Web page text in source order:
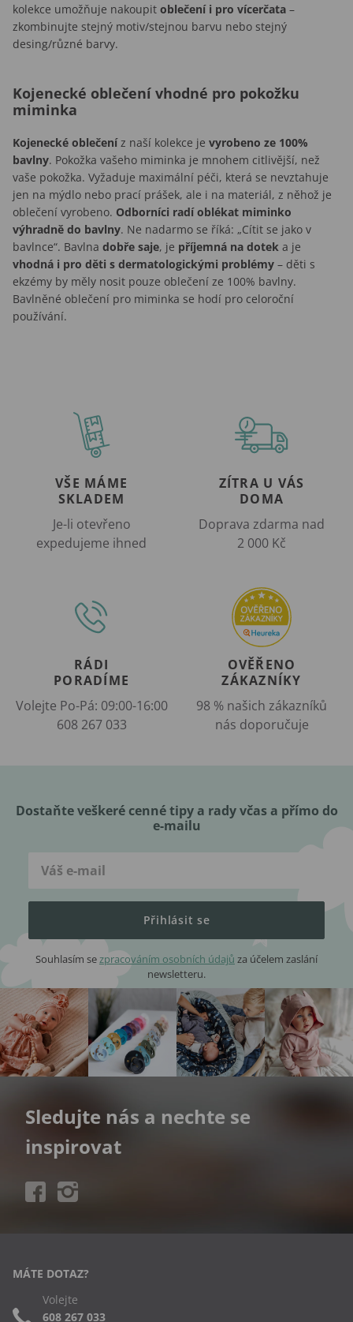
kolekce umožňuje nakoupit oblečení i pro vícerčata –
zkombinujte stejný motiv/stejnou barvu nebo stejný
desing/různé barvy.
Kojenecké oblečení vhodné pro pokožku
miminka
Kojenecké oblečeníz naší kolekce je vyrobeno ze 100%
bavlny. Pokožka vašeho miminka je mnohem citlivější, než
vaše pokožka. Vyžaduje maximální péči, která se nevztahuje
jen na mýdlo nebo prací prášek, ale i na materiál, z něhož je
oblečení vyrobeno. Odborníci radí oblékat miminko
výhradně do bavlny. Ne nadarmo se říká: „Cítit se jako v
bavlnce“. Bavlna dobře saje, je příjemná na dotek a je
vhodná i pro děti s dermatologickými problémy – děti s
ekzémy by měly nosit pouze oblečení ze 100% bavlny.
Bavlněné oblečení pro miminka se hodí pro celoroční
používání.
VŠE MÁME
SKLADEM
Je-li otevřeno
expedujeme ihned
ZÍTRA U VÁS
DOMA
Doprava zdarma nad
2 000 Kč
RÁDI
PORADÍME
Volejte Po-Pá: 09:00-16:00
608 267 033
OVĚŘENO
ZÁKAZNÍKY
98 % našich zákazníků
nás doporučuje
Dostaňte veškeré cenné tipy a rady včas a přímo do
e-mailu
Přihlásit se
Souhlasím sezpracováním osobních údajů za účelem zaslání
newsletteru.
Sledujte nás a nechte se
inspirovat
MÁTE DOTAZ?
Volejte
608 267 033